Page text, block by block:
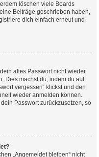
löschen viele Boards
Beiträge geschrieben haben,
dich einfach erneut und
altes Passwort nicht wieder
Dies machst du, indem du auf
vergessen“ klickst und den
wieder anmelden können.
Passwort zurückzusetzen, so
„Angemeldet bleiben“ nicht